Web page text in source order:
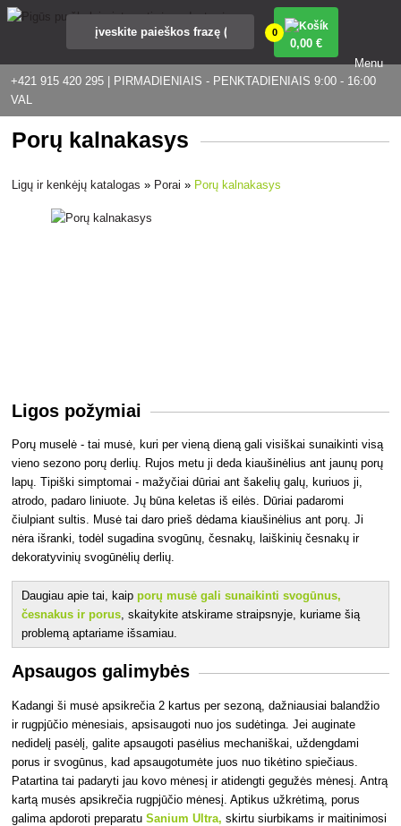
+421 915 420 295 | PIRMADIENIAIS - PENKTADIENIAIS 9:00 - 16:00
VAL
0
0,00 €
Menu
Porų kalnakasys
Ligų ir kenkėjų katalogas » Porai » Porų kalnakasys
Ligos požymiai
Porų muselė - tai musė, kuri per vieną dieną gali visiškai sunaikinti visą
vieno sezono porų derlių. Rujos metu ji deda kiaušinėlius ant jaunų porų
lapų. Tipiški simptomai - mažyčiai dūriai ant šakelių galų, kuriuos ji,
atrodo, padaro liniuote. Jų būna keletas iš eilės. Dūriai padaromi
čiulpiant sultis. Musė tai daro prieš dėdama kiaušinėlius ant porų. Ji
nėra išranki, todėl sugadina svogūnų, česnakų, laiškinių česnakų ir
dekoratyvinių svogūnėlių derlių.
Daugiau apie tai, kaip porų musė gali sunaikinti svogūnus,
česnakus ir porus, skaitykite atskirame straipsnyje, kuriame šią
problemą aptariame išsamiau.
Apsaugos galimybės
Kadangi ši musė apsikrečia 2 kartus per sezoną, dažniausiai balandžio
ir rugpjūčio mėnesiais, apsisaugoti nuo jos sudėtinga. Jei auginate
nedidelį pasėlį, galite apsaugoti pasėlius mechaniškai, uždengdami
porus ir svogūnus, kad apsaugotumėte juos nuo tikėtino spiečiaus.
Patartina tai padaryti jau kovo mėnesį ir atidengti gegužės mėnesį. Antrą
kartą musės apsikrečia rugpjūčio mėnesį. Aptikus užkrėtimą, porus
galima apdoroti preparatuSanium Ultra, skirtu siurbikams ir maitinimosi